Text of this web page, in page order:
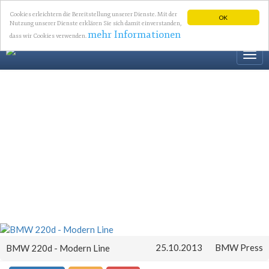
OK
Cookies erleichtern die Bereitstellung unserer Dienste. Mit der
Nutzung unserer Dienste erklären Sie sich damit einverstanden,
dass wir Cookies verwenden.mehr Informationen
BMW 220d - Modern Line 25.10.2013 BMW Press